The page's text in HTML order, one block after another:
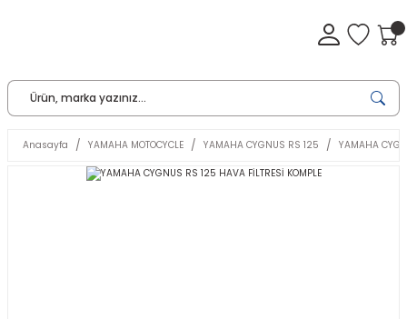
Anasayfa YAMAHA MOTOCYCLE YAMAHA CYGNUS RS 125 YAMAHA